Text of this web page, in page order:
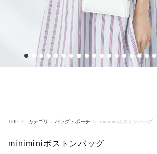
TOP カテゴリ： バッグ・ポーチ miniminiボストンバッグ
miniminiボストンバッグ
2 3 4 5 6 7 8 9 10 11 12 13 14 15 16 17